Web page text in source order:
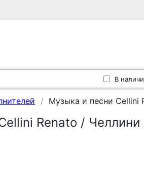
В
Музыка и песни Cellini
Renato / Челлини